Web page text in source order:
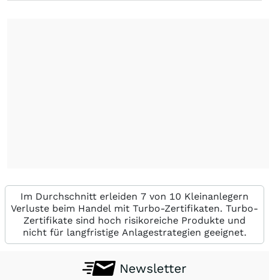
Im Durchschnitt erleiden 7 von 10 Kleinanlegern
Verluste beim Handel mit Turbo-Zertifikaten. Turbo-
Zertifikate sind hoch risikoreiche Produkte und
nicht für langfristige Anlagestrategien geeignet.
Newsletter